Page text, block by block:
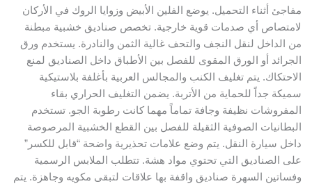
مفاجئ أثناء التحميل. يوضع الفلين الأبيض وزوايا الروك في الأركان
لامتصاص أي صدمات قوية خارجية. تخصص صناديق خشبية مبطنة
من الداخل لنقل النجف والتحف غالية الثمن والنادرة. يستخدم ورق
الجرائد أو الورق المقوى للفصل بين الأطباق داخل الصناديق لمنع
الاحتكاك. يتم تغليف الكنب والمجالس العربية بأغلفة بلاستيكية
سميكة جداً للحماية من الأتربة. يضمن التغليف الحراري بقاء
المفروشات نظيفة وجافة تماماً مهما كانت رطوبة الجو. تستخدم
البطانيات الصوفية الثقيلة للفصل بين القطع الخشبية المرصوصة
داخل سيارة النقل. يتم وضع علامات تحذيرية واضحة “قابل للكسر”
على الصناديق التي تحتوي مواد هشة. تتطلب الملابس الرسمية
وفساتين السهرة صناديق واقفة بها علاقات لتبقى مكويه وجاهزة. يتم